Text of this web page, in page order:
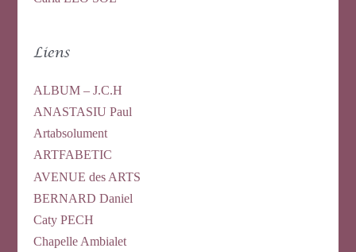
Liens
ALBUM – J.C.H
ANASTASIU Paul
Artabsolument
ARTFABETIC
AVENUE des ARTS
BERNARD Daniel
Caty PECH
Chapelle Ambialet